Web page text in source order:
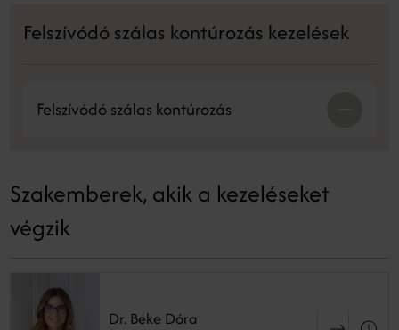
Felszívódó szálas kontúrozás kezelések
Felszívódó szálas kontúrozás
Szakemberek, akik a kezeléseket
végzik
Dr. Beke Dóra